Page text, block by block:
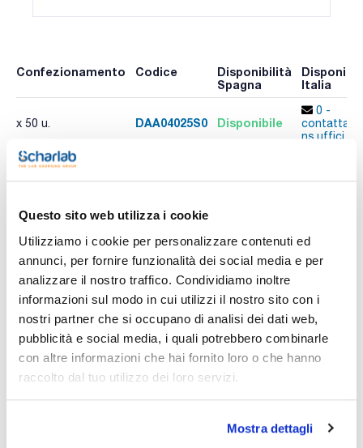
Questo sito web utilizza i cookie
Utilizziamo i cookie per personalizzare contenuti ed
annunci, per fornire funzionalità dei social media e per
analizzare il nostro traffico. Condividiamo inoltre
informazioni sul modo in cui utilizzi il nostro sito con i
nostri partner che si occupano di analisi dei dati web,
pubblicità e social media, i quali potrebbero combinarle
con altre informazioni che hai fornito loro o che hanno
raccolto dal tuo utilizzo dei loro servizi.
Mostra dettagli
Confezionamento Codice
Disponibilità
Spagna
Italia
x 50 u. DAA04025S0 Disponibile
0 -
contatta i
ns.uffici
Stampa pagina prodotto
Caratteristiche
Filtro : AC
Diametro (mm) : 25
Dimensione poro (µm) : 0,45
Sterile : Sì
Conf. (unità) : 50
GVS offre una gamma di filtri per siringa progettati per la
filtrazione rapida ed efficiente di soluzioni acquose e
organiche. Sono realizzati con un'ampia varietà di membrane
filtranti. Sono adatti a numerose applicazioni nei laboratori di
analisi farmaceutiche, ambientali, biotecnologiche,
alimentari/bevande e agricole. Offrono elevata produttività e
- Basso volume di ritenzione grazie al design migliorato del
Vedi di più
Documentazione tecnica
Registrati per i download